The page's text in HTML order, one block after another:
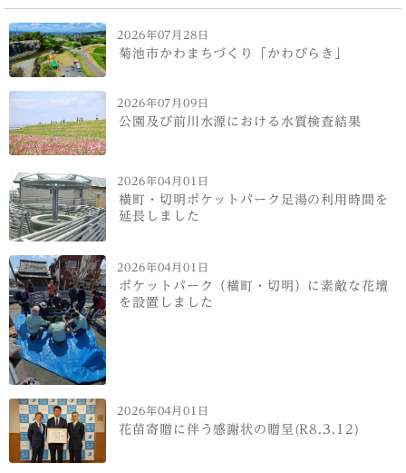
2026年07月28日
菊池市かわまちづくり「かわびらき」
2026年07月09日
公園及び前川水源における水質検査結果
2026年04月01日
横町・切明ポケットパーク足湯の利用時間を
延長しました
2026年04月01日
ポケットパーク（横町・切明）に素敵な花壇
を設置しました
2026年04月01日
花苗寄贈に伴う感謝状の贈呈(R8.3.12)